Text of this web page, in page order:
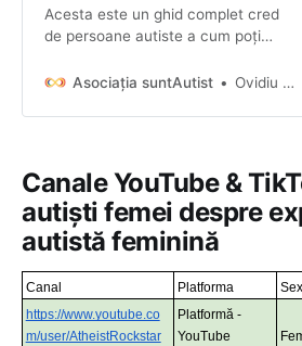
Acesta este un ghid complet cred
de persoane autiste a cum poți
sociale de lungă durată cu impact
autiste pe care le cunoști în scurt
Asociația suntAutist Ovidiu Platon
Canale YouTube &
autiști femei despre
autistă feminină
Canal Platforma Sex
https://www.youtube.co
m/user/AtheistRockstar
Platformă -
YouTube